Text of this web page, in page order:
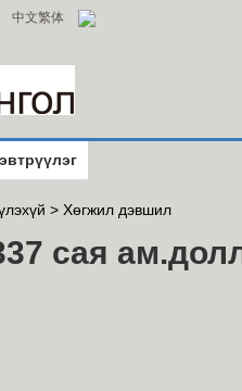
中文繁体
> Хөгжил дэвшил
сая